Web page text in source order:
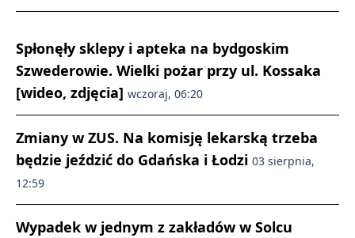
Spłonęły sklepy i apteka na bydgoskim
Szwederowie. Wielki pożar przy ul. Kossaka
[wideo, zdjęcia] wczoraj, 06:20
Zmiany w ZUS. Na komisję lekarską trzeba
będzie jeździć do Gdańska i Łodzi 03 sierpnia,
12:59
Wypadek w jednym z zakładów w Solcu